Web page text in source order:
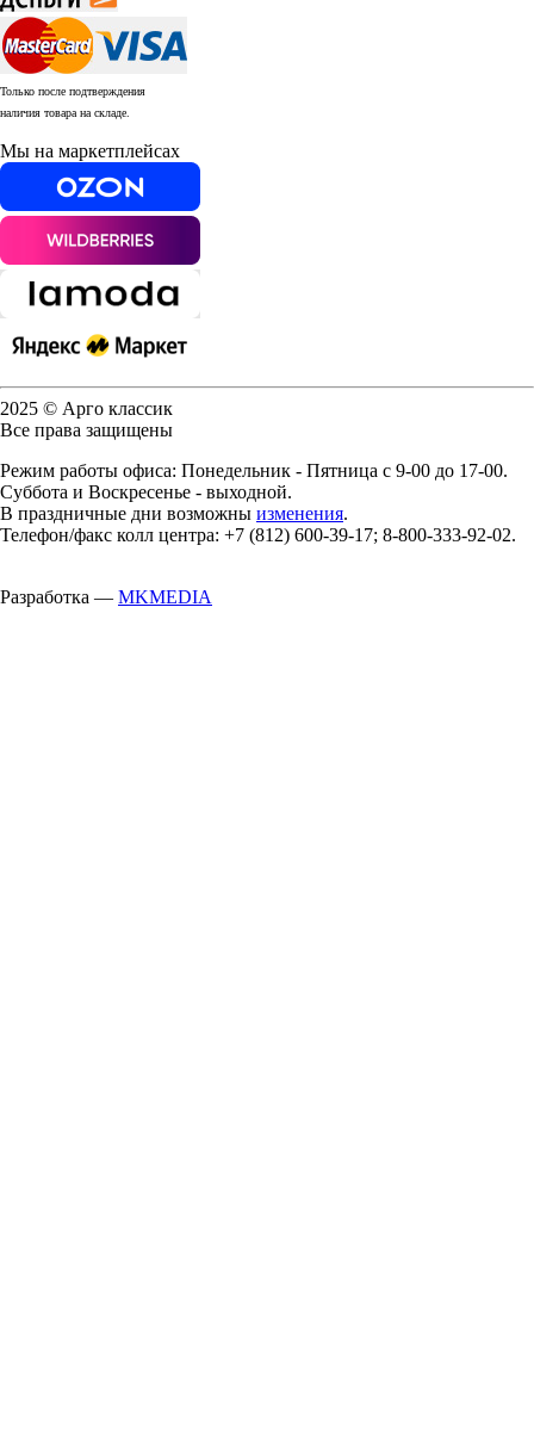
Только после подтверждения
наличия товара на складе.
Мы на маркетплейсах
2025 © Арго классик
Все права защищены
Режим работы офиса: Понедельник - Пятница с 9-00 до 17-00.
Суббота и Воскресенье - выходной.
В праздничные дни возможны изменения.
Телефон/факс колл центра: +7 (812) 600-39-17; 8-800-333-92-02.
Разработка — MKMEDIA